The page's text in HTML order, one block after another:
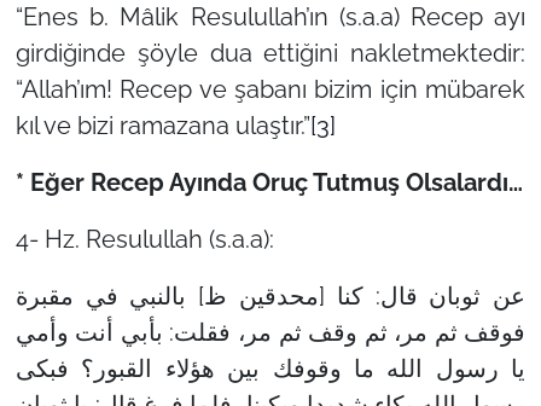
“Enes b. Mâlik Resulullah’ın (s.a.a) Recep ayı
girdiğinde şöyle dua ettiğini nakletmektedir:
“Allah’ım! Recep ve şabanı bizim için mübarek
kıl ve bizi ramazana ulaştır.”[3]
* Eğer Recep Ayında Oruç Tutmuş Olsalardı…
4- Hz. Resulullah (s.a.a):
عن ثوبان قال: كنا [محدقين ظ] بالنبي في مقبرة
فوقف ثم مر، ثم وقف ثم مر، فقلت: بأبي أنت وأمي
يا رسول الله ما وقوفك بين هؤلاء القبور؟ فبكى